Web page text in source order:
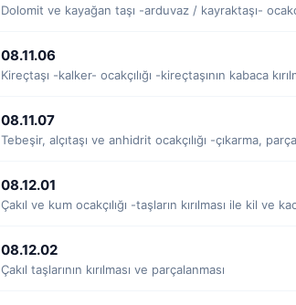
Dolomit ve kayağan taşı -arduvaz / kayraktaşı-
08.11.06
Kireçtaşı -kalker- ocakçılığı -kireçtaşının kabaca
08.11.07
Tebeşir, alçıtaşı ve anhidrit ocakçılığı -çıkarma,
08.12.01
Çakıl ve kum ocakçılığı -taşların kırılması ile kil ve
08.12.02
Çakıl taşlarının kırılması ve parçalanması